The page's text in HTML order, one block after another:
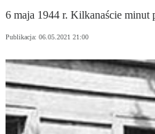
6 maja 1944 r. Kilkanaście
Publikacja: 06.05.2021 21:00